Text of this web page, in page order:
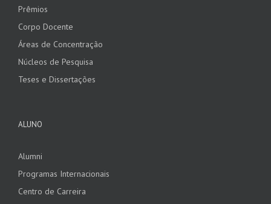
Prêmios
Corpo Docente
Áreas de Concentração
Núcleos de Pesquisa
Teses e Dissertações
ALUNO
Alumni
Programas Internacionais
Centro de Carreira